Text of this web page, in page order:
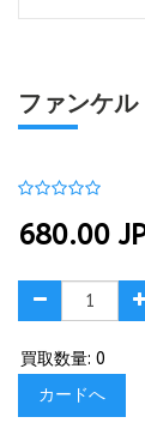
ファンケ
680.00
買取数量: 0
カードへ